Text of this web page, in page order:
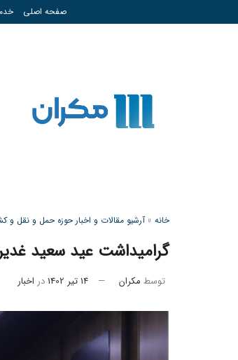
صفحه اصلی
خانه »آرشیو مقالات و اخبار حوزه حمل و نقل و
گرامیداشت عید سعید
توسط مکران 14 تیر 1402 در اخبار